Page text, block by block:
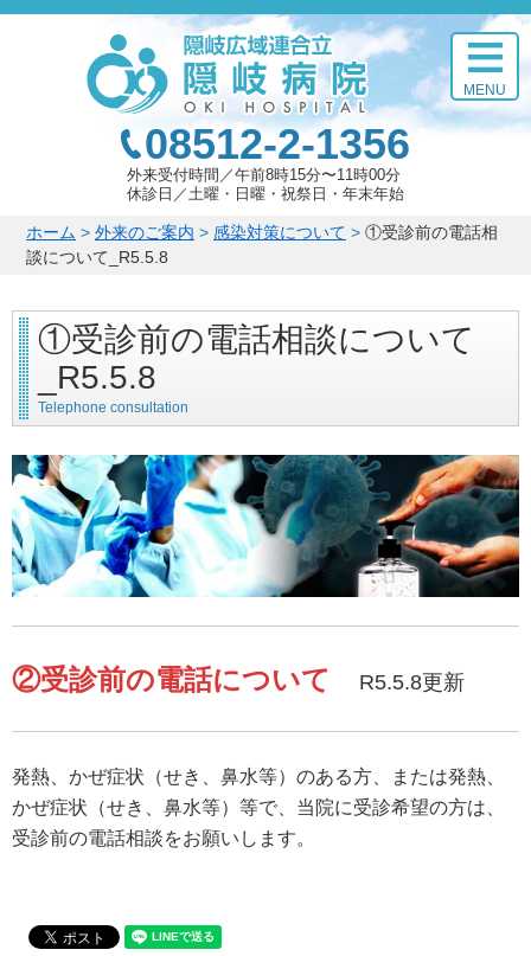
このページの本文へ
08512-2-1356
外来受付時間
午前8時15分〜11時00分
休診日
土曜・日曜・祝祭日・年末年始
MENU
こ
の
ー
ジ
の
位
置:
ホーム > 外来のご案内 > 感染対策について > ①受診前の電話相
談について_R5.5.8
①受診前の電話相談について
_R5.5.8
Telephone consultation
②受診前の電話について R5.5.8更新
発熱、かぜ症状（せき、鼻水等）のある方、または発熱、
かぜ症状（せき、鼻水等）等で、当院に受診希望の方は、
受診前の電話相談をお願いします。